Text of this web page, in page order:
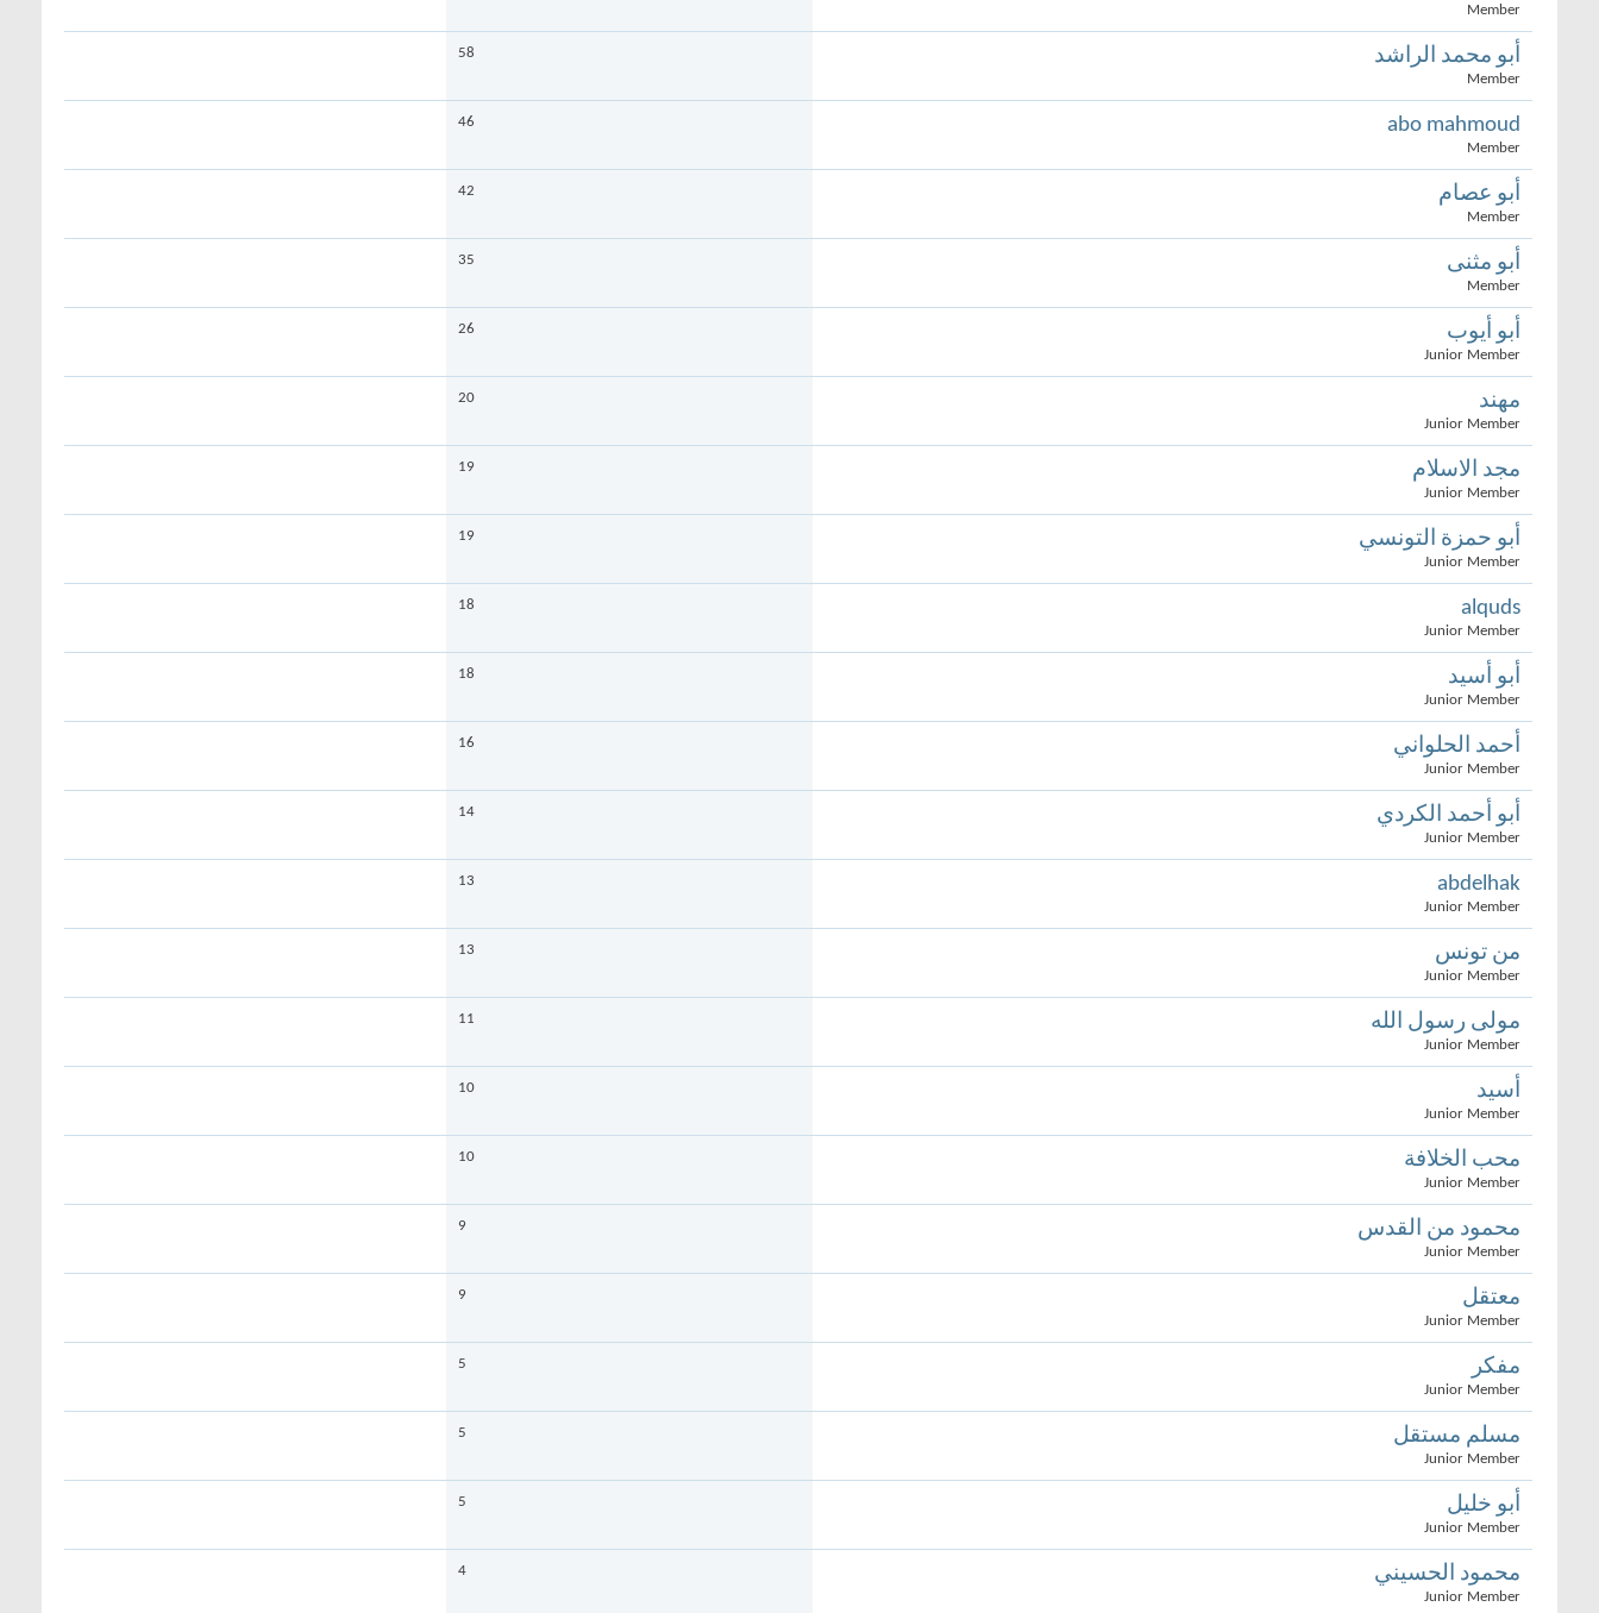
Member
أبو محمد الراشد
Member
58
abo mahmoud
Member
46
أبو عصام
Member
42
أبو مثنى
Member
35
أبو أيوب
Junior Member
26
مهند
Junior Member
20
مجد الاسلام
Junior Member
19
أبو حمزة التونسي
Junior Member
19
alquds
Junior Member
18
أبو أسيد
Junior Member
18
أحمد الحلواني
Junior Member
16
أبو أحمد الكردي
Junior Member
14
abdelhak
Junior Member
13
من تونس
Junior Member
13
مولى رسول الله
Junior Member
11
أسيد
Junior Member
10
محب الخلافة
Junior Member
10
محمود من القدس
Junior Member
9
معتقل
Junior Member
9
مفكر
Junior Member
5
مسلم مستقل
Junior Member
5
أبو خليل
Junior Member
5
محمود الحسيني
Junior Member
4